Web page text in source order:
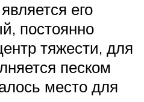
его
постоянно
тяжести, для
песком
место для